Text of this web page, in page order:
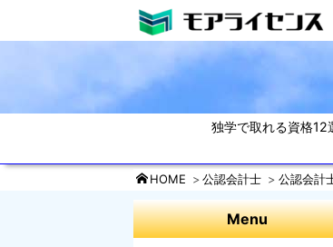
独学で取れる資格12
HOME 公認会計士 公認会計
Menu